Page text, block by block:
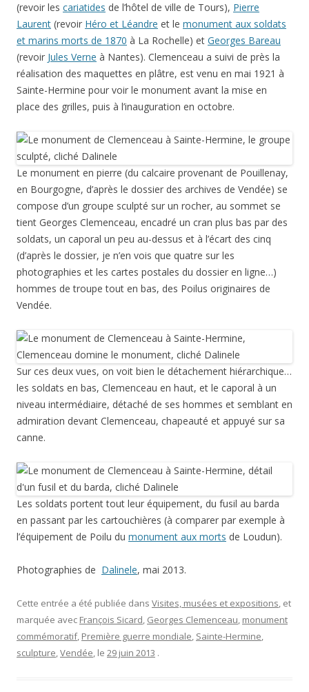
(revoir les cariatides de l’hôtel de ville de Tours), Pierre
Laurent (revoir Héro et Léandre et le monument aux soldats
et marins morts de 1870 à La Rochelle) et Georges Bareau
(revoir Jules Verne à Nantes). Clemenceau a suivi de près la
réalisation des maquettes en plâtre, est venu en mai 1921 à
Sainte-Hermine pour voir le monument avant la mise en
place des grilles, puis à l’inauguration en octobre.
Le monument en pierre (du calcaire provenant de Pouillenay,
en Bourgogne, d’après le dossier des archives de Vendée) se
compose d’un groupe sculpté sur un rocher, au sommet se
tient Georges Clemenceau, encadré un cran plus bas par des
soldats, un caporal un peu au-dessus et à l’écart des cinq
(d’après le dossier, je n’en vois que quatre sur les
photographies et les cartes postales du dossier en ligne…)
hommes de troupe tout en bas, des Poilus originaires de
Vendée.
Sur ces deux vues, on voit bien le détachement hiérarchique…
les soldats en bas, Clemenceau en haut, et le caporal à un
niveau intermédiaire, détaché de ses hommes et semblant en
admiration devant Clemenceau, chapeauté et appuyé sur sa
canne.
Les soldats portent tout leur équipement, du fusil au barda
en passant par les cartouchières (à comparer par exemple à
l’équipement de Poilu du monument aux morts de Loudun).
Photographies de Dalinele, mai 2013.
Cette entrée a été publiée dans Visites, musées et expositions, et
marquée avec François Sicard, Georges Clemenceau, monument
commémoratif, Première guerre mondiale, Sainte-Hermine,
sculpture,Vendée, le 29 juin 2013 .